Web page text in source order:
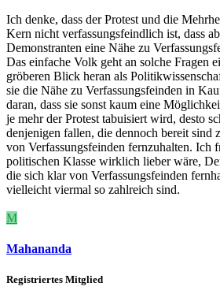
Ich denke, dass der Protest und die
Kern nicht verfassungsfeindlich ist, dass
Demonstranten eine Nähe zu
Das einfache Volk geht an solche Fragen
gröberen Blick heran als
sie die Nähe zu Verfassungsfeinden in
daran, dass sie sonst kaum eine
je mehr der Protest tabuisiert wird, desto
denjenigen fallen, die dennoch bereit sind
von Verfassungsfeinden fernzuhalten. Ich
politischen Klasse wirklich lieber wäre,
die sich klar von Verfassungsfeinden
vielleicht viermal so zahlreich sind.
M
Mahananda
Registriertes Mitglied